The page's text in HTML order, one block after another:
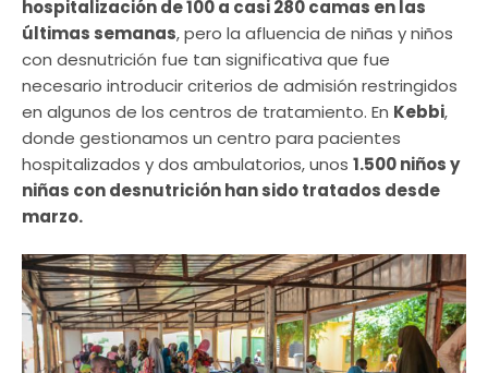
hospitalización de 100 a casi 280 camas en las
últimas semanas, pero la afluencia de niñas y niños
con desnutrición fue tan significativa que fue
necesario introducir criterios de admisión restringidos
en algunos de los centros de tratamiento. En Kebbi,
donde gestionamos un centro para pacientes
hospitalizados y dos ambulatorios, unos 1.500 niños y
niñas con desnutrición han sido tratados desde
marzo.